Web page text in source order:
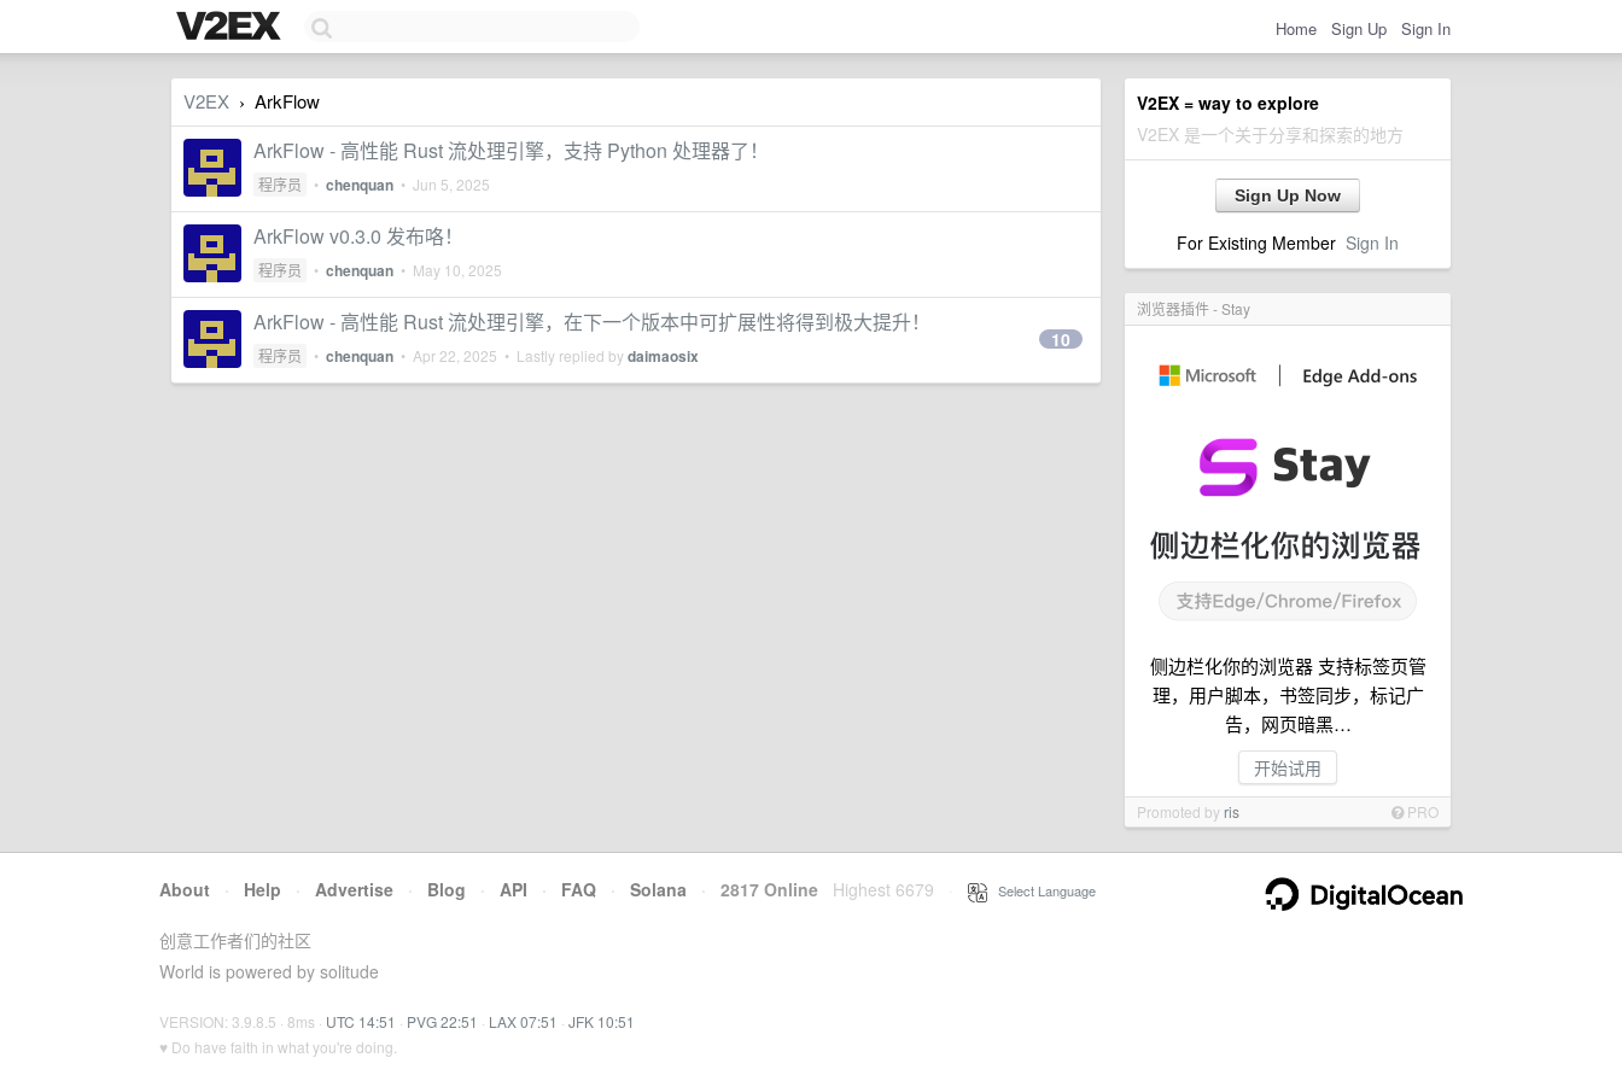
Home Sign Up Sign In
V2EX = way to explore
V2EX 是一个关于分享和探索的地方
Sign Up Now
For Existing Member Sign In
浏览器插件 - Stay
侧边栏化你的浏览器 支持标签页管
理，用户脚本，书签同步，标记广
告，网页暗黑…
开始试用
Promoted by ris PRO
V2EX › ArkFlow
ArkFlow - 高性能 Rust 流处理引擎，支持 Python 处理器了！
程序员 • chenquan • Jun 5, 2025
ArkFlow v0.3.0 发布咯！
程序员 • chenquan • May 10, 2025
ArkFlow - 高性能 Rust 流处理引擎，在下一个版本中可扩展性将得到极大提升！
程序员 • chenquan • Apr 22, 2025 • Lastly replied bydaimaosix
10
About · Help · Advertise · Blog · API · FAQ · Solana · 2817 Online Highest 6679 Select Language
创意工作者们的社区
World is powered by solitude
VERSION: 3.9.8.5 · 8ms · UTC 14:51 · PVG 22:51 · LAX 07:51 · JFK 10:51
♥ Do have faith in what you're doing.